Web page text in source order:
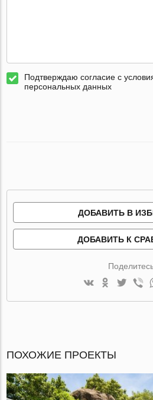
Подтверждаю согласие с
персональных данных
ДОБАВИТЬ В
ДОБАВИТЬ К
ПОХОЖИЕ ПРОЕКТЫ